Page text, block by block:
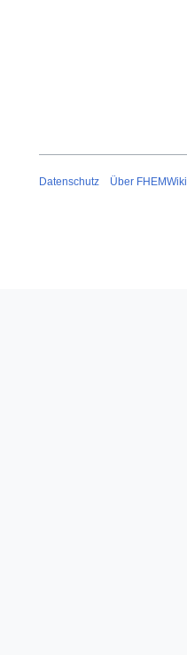
Datenschutz Über FHEMWiki